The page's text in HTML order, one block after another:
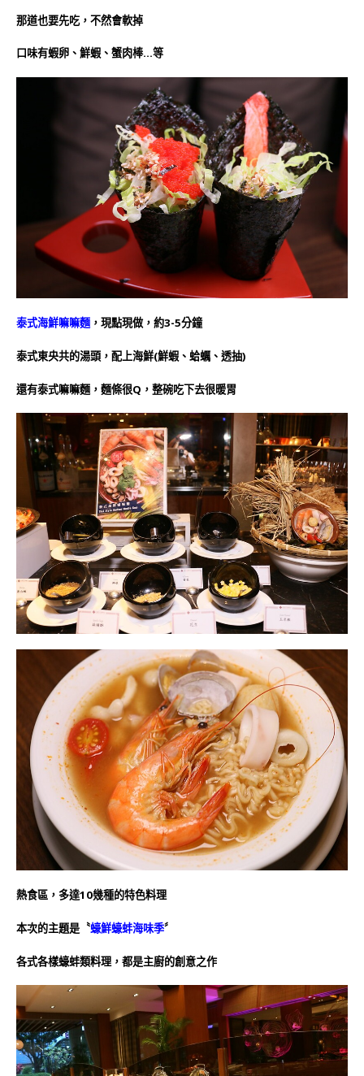
那道也要先吃，不然會軟掉
口味有蝦卵、鮮蝦、蟹肉棒…等
泰式海鮮嘛嘛麵 ，現點現做，約3-5分鐘
泰式東央共的湯頭，配上海鮮(鮮蝦、蛤蠣、透抽)
還有泰式嘛嘛麵，麵條很Q，整碗吃下去很暖胃
熱食區，多達10幾種的特色料理
本次的主題是〝蠔鮮蠔蚌海味季〞
各式各樣蠔蚌類料理，都是主廚的創意之作